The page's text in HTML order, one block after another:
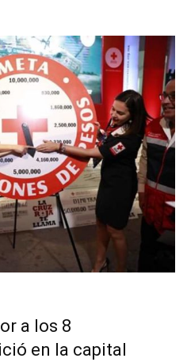
a los 8
en la capital